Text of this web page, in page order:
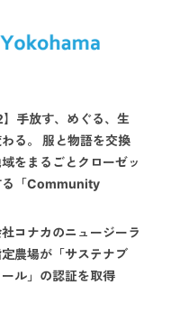
】手放す、めぐる、生
る。 服と物語を交換
域をまるごとクローゼッ
る「Community
コナカのニュージーラ
定農場が「サステナブ
ル」の認証を取得